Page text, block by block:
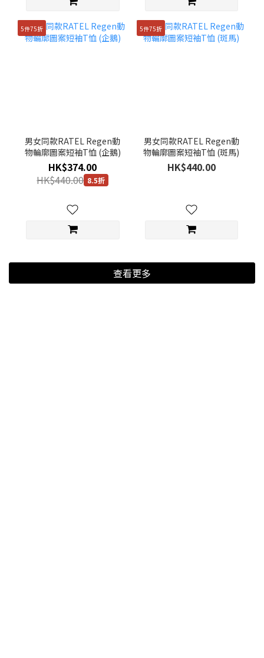
5件75折
男女同款RATEL Regen動
物輪廓圖案短袖T恤 (企鵝)
HK$374.00
HK$440.00 8.5折
5件75折
男女同款RATEL Regen動
物輪廓圖案短袖T恤 (斑馬)
HK$440.00
查看更多